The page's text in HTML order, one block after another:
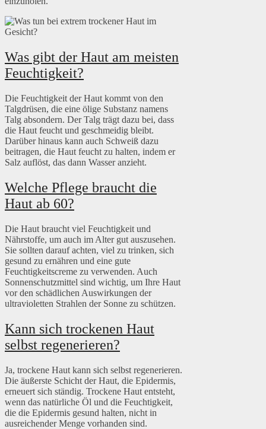
Was gibt der Haut am meisten
Feuchtigkeit?
Die Feuchtigkeit der Haut kommt von den
Talgdrüsen, die eine ölige Substanz namens
Talg absondern. Der Talg trägt dazu bei, dass
die Haut feucht und geschmeidig bleibt.
Darüber hinaus kann auch Schweiß dazu
beitragen, die Haut feucht zu halten, indem er
Salz auflöst, das dann Wasser anzieht.
Welche Pflege braucht die
Haut ab 60?
Die Haut braucht viel Feuchtigkeit und
Nährstoffe, um auch im Alter gut auszusehen.
Sie sollten darauf achten, viel zu trinken, sich
gesund zu ernähren und eine gute
Feuchtigkeitscreme zu verwenden. Auch
Sonnenschutzmittel sind wichtig, um Ihre Haut
vor den schädlichen Auswirkungen der
ultravioletten Strahlen der Sonne zu schützen.
Kann sich trockenen Haut
selbst regenerieren?
Ja, trockene Haut kann sich selbst regenerieren.
Die äußerste Schicht der Haut, die Epidermis,
erneuert sich ständig. Trockene Haut entsteht,
wenn das natürliche Öl und die Feuchtigkeit,
die die Epidermis gesund halten, nicht in
ausreichender Menge vorhanden sind.